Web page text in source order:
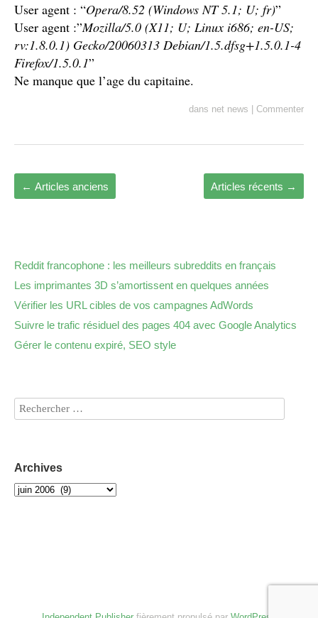
User agent : “Opera/8.52 (Windows NT 5.1; U; fr)”
User agent :”Mozilla/5.0 (X11; U; Linux i686; en-US;
rv:1.8.0.1) Gecko/20060313 Debian/1.5.dfsg+1.5.0.1-4
Firefox/1.5.0.1”
Ne manque que l’age du capitaine.
dans net news Commenter
← Articles anciens Articles récents →
Reddit francophone : les meilleurs subreddits en français
Les imprimantes 3D s’amortissent en quelques années
Vérifier les URL cibles de vos campagnes AdWords
Suivre le trafic résiduel des pages 404 avec Google Analytics
Gérer le contenu expiré, SEO style
Archives